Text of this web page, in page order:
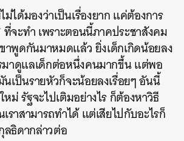
ม่ได้มองว่าเป็นเรื่องยาก แค่ต้องการ
ที่จะทำ เพราะตอนนี้ภาคประชาสังคม
าพูดกันมาหมดแล้ว ยิ่งเด็กเกิดน้อยลง
าดูแลเด็กต่อหนึ่งคนมากขึ้น แต่พอ
เป็นรายหัวก็จะน้อยลงเรื่อยๆ อันนี้
ม่ รัฐจะไปเติมอย่างไร ก็ต้องหาวิธี
ราสามารถทำได้ แต่เสียไปกับอะไรก็
ลธิดากล่าวต่อ